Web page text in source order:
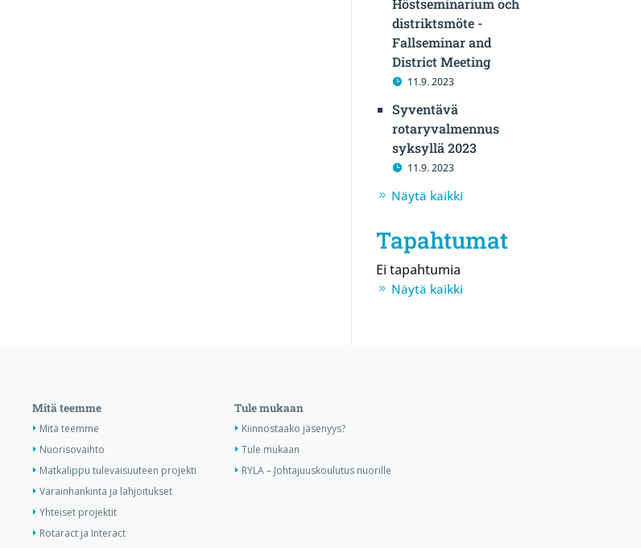
Höstseminarium och
distriktsmöte -
Fallseminar and
District Meeting
11.9. 2023
Syventävä
rotaryvalmennus
syksyllä 2023
11.9. 2023
Näytä kaikki
Tapahtumat
Ei tapahtumia
Näytä kaikki
Mitä teemme
Mitä teemme
Nuorisovaihto
Matkalippu tulevaisuuteen projekti
Varainhankinta ja lahjoitukset
Yhteiset projektit
Rotaract ja Interact
Tule mukaan
Kiinnostaako jäsenyys?
Tule mukaan
RYLA – Johtajuuskoulutus nuorille